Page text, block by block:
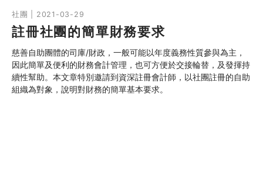
社團 | 2021-03-29
註冊社團的簡單財務要求
慈善自助團體的司庫/財政，一般可能以年度義務性質參與為主，
因此簡單及便利的財務會計管理，也可方便於交接輪替，及發揮持
續性幫助。本文章特別邀請到資深註冊會計師，以社團註冊的自助
組織為對象，說明對財務的簡單基本要求。